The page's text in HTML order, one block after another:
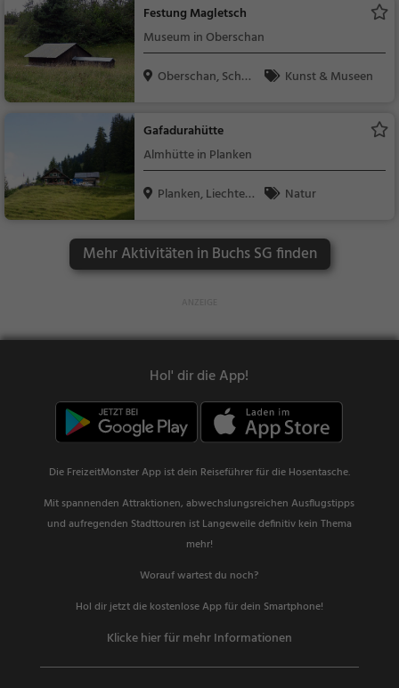
Festung Magletsch
Museum in Oberschan
Oberschan, Schwe
Kunst & Museen
Gafadurahütte
Almhütte in Planken
Planken, Liechtens
Natur
Mehr Aktivitäten in Buchs SG finden
Hol' dir die App!
Die FreizeitMonster App ist dein Reiseführer für die Hosentasche.
Mit spannenden Attraktionen, abwechslungsreichen Ausflugstipps
und aufregenden Stadttouren ist Langeweile definitiv kein Thema
mehr!
Worauf wartest du noch?
Hol dir jetzt die kostenlose App für dein Smartphone!
Klicke hier für mehr Informationen